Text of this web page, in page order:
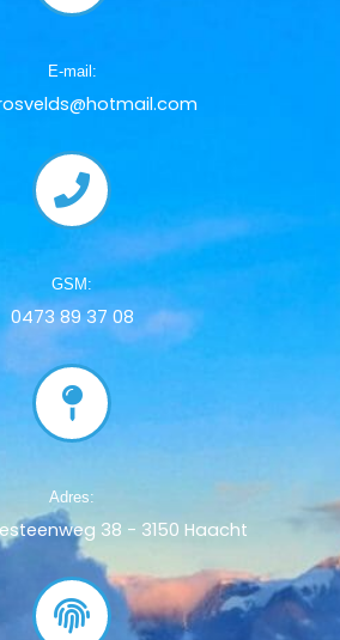
E-mail:
GSM:
0473 89 37 08
Adres:
38 - 3150 Haacht